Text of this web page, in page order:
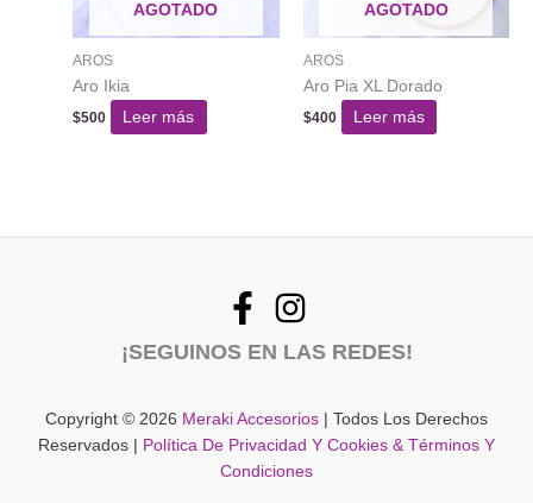
AGOTADO
AROS
Aro Ikia
$500 Leer más
AGOTADO
AROS
Aro Pia XL Dorado
$400 Leer más
¡SEGUINOS EN LAS REDES!
Copyright © 2026 Meraki Accesorios | Todos Los Derechos
Reservados |
Política De Privacidad Y Cookies & Términos Y
Condiciones